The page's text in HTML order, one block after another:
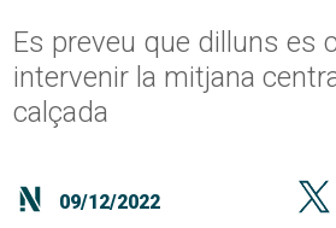
Es preveu que dilluns es
intervenir la mitjana
calçada
09/12/2022